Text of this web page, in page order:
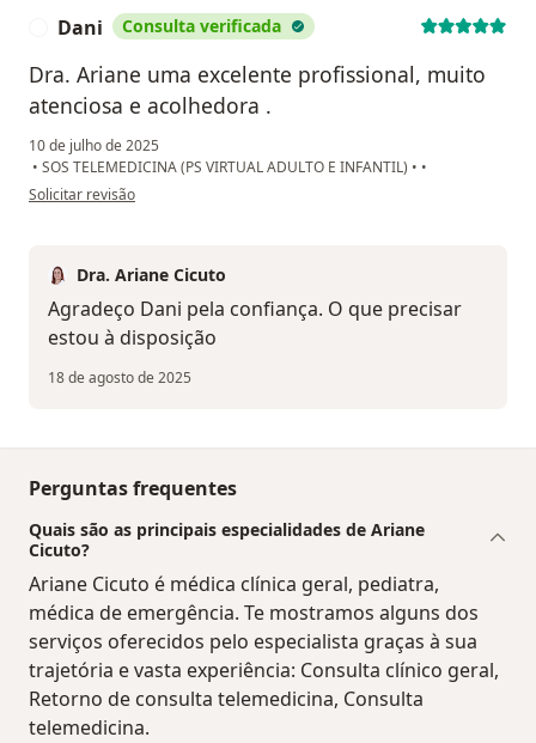
Dani Consulta verificada
Dra. Ariane uma excelente profissional, muito
atenciosa e acolhedora .
10 de julho de 2025
• SOS TELEMEDICINA (PS VIRTUAL ADULTO E INFANTIL) • •
na opinião do utilizador Dani
Solicitar revisão
Dra. Ariane Cicuto
Agradeço Dani pela confiança. O que precisar
estou à disposição
18 de agosto de 2025
Perguntas frequentes
Quais são as principais especialidades de Ariane
Cicuto?
Ariane Cicuto é médica clínica geral, pediatra,
médica de emergência. Te mostramos alguns dos
serviços oferecidos pelo especialista graças à sua
trajetória e vasta experiência: Consulta clínico geral,
Retorno de consulta telemedicina, Consulta
telemedicina.